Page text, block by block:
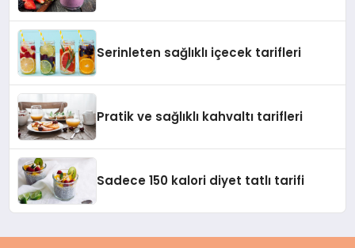
Serinleten sağlıklı içecek tarifleri
Pratik ve sağlıklı kahvaltı tarifleri
Sadece 150 kalori diyet tatlı tarifi